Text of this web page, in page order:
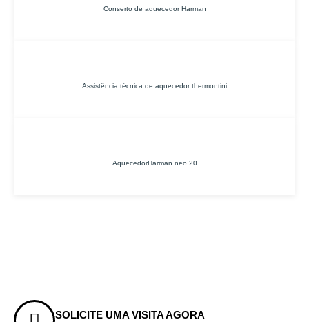
Conserto de aquecedor Harman
Assistência técnica de aquecedor thermontini
AquecedorHarman neo 20
SOLICITE UMA VISITA AGORA